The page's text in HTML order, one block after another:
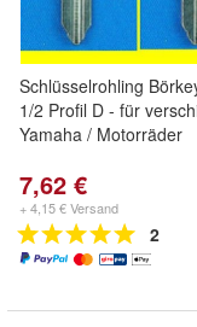
Schlüsselrohling
1/2 Profil D - für
Yamaha / Motorräder
7,62 €
+ 4,15 € Versand
2